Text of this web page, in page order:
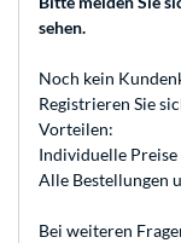
sehen.
Noch kein
Registrieren Sie
Vorteilen:
Individuelle
Alle Bestellungen
Bei weiteren